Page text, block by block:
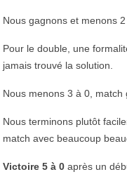
Nous gagnons et menons 2
Pour le double, une
jamais trouvé la solution.
Nous menons 3 à 0, match
Nous terminons plutôt
match avec beaucoup
Victoire 5 à 0 après un